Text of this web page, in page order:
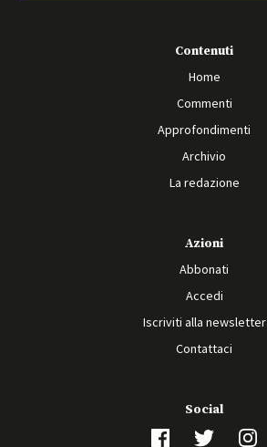
Contenuti
Home
Commenti
Approfondimenti
Archivio
La redazione
Azioni
Abbonati
Accedi
Iscriviti alla newsletter
Contattaci
Social